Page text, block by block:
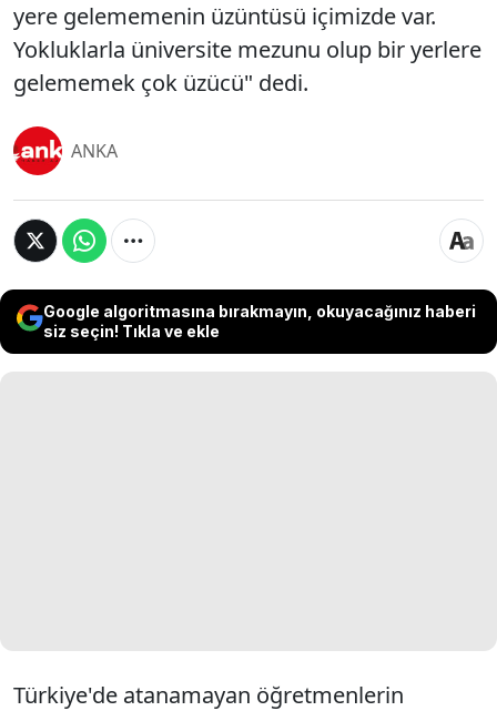
yere gelememenin üzüntüsü içimizde var.
Yokluklarla üniversite mezunu olup bir yerlere
gelememek çok üzücü" dedi.
ANKA
Google algoritmasına bırakmayın, okuyacağınız haberi
siz seçin! Tıkla ve ekle
Türkiye'de atanamayan öğretmenlerin